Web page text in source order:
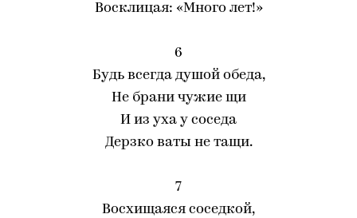
Восклицая: «Много лет!»
6
Будь всегда душой обеда,
Не брани чужие щи
И из уха у соседа
Дерзко ваты не тащи.
7
Восхищаяся соседкой,